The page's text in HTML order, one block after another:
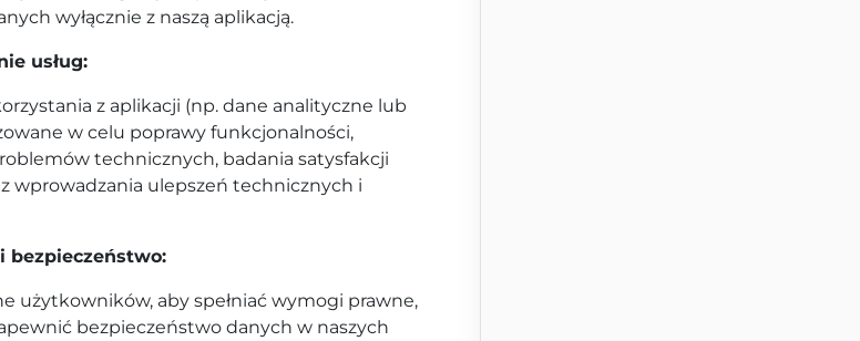
wyłącznie z naszą aplikacją.
usług:
z aplikacji (np. dane analityczne lub
w celu poprawy funkcjonalności,
technicznych, badania satysfakcji
wprowadzania ulepszeń technicznych i
bezpieczeństwo:
użytkowników, aby spełniać wymogi prawne,
bezpieczeństwo danych w naszych